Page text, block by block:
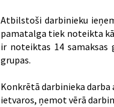
Atbilstoši darbinieku
pamatalga tiek noteikta
ir noteiktas 14 samaksas
grupas.
Konkrētā darbinieka
ietvaros, ņemot vērā